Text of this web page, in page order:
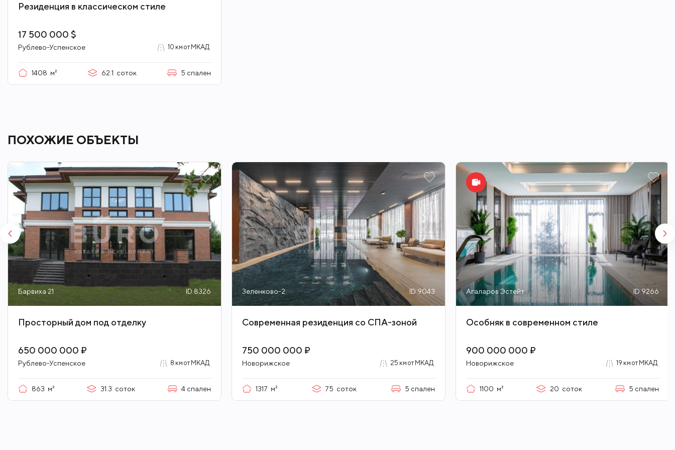
Резиденция в классическом стиле
17 500 000 $
Рублево-Успенское 10 км от МКАД
1408 м² 62.1 соток 5 спален
ПОХОЖИЕ ОБЪЕКТЫ
Барвиха 21 ID 8326
Просторный дом под отделку
650 000 000 ₽
Рублево-Успенское 8 км от МКАД
863 м² 31.3 соток 4 спален
Зеленково-2 ID 9043
Современная резиденция со СПА-зоной
750 000 000 ₽
Новорижское 25 км от МКАД
1317 м² 75 соток 5 спален
Агаларов Эстейт ID 9266
Особняк в современном стиле
900 000 000 ₽
Новорижское 19 км от МКАД
1100 м² 20 соток 5 спален